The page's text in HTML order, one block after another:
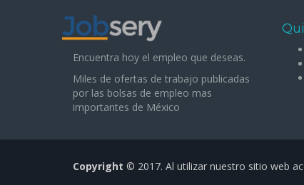
Encuentra hoy el empleo que deseas.
Miles de ofertas de trabajo publicadas
por las bolsas de empleo mas
importantes de México
Copyright © 2017. Al utilizar nuestro sitio web